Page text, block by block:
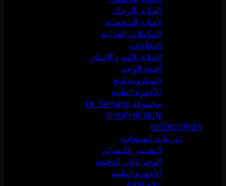
العناية بالرجال
العناية الشخصية
المكملات الغذائية
الدفاعات
العناية بالفم والأسنان
أقنعة الوجه
الميكرونيدلينج
الأجهزة الطبية
مجموعة Dr. Serrano
SHOPHIESKIN
MEDIDERMA
تدريبات المنتجات
التقشير الكيميائي
الوخز بالإبر الدقيقة
الأجهزة الطبية